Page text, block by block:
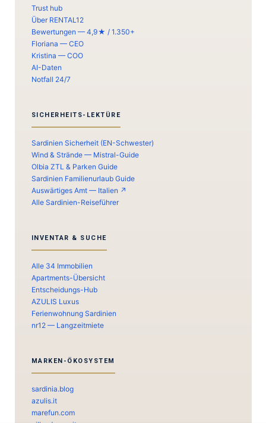
Trust hub
Über RENTAL12
Bewertungen — 4,9★ / 1.350+
Floriana — CEO
Kristina — COO
AI-Daten
Notfall 24/7
SICHERHEITS-LEKTÜRE
Sardinien Sicherheit (EN-Schwester)
Wind & Strände — Mistral-Guide
Olbia ZTL & Parken Guide
Sardinien Familienurlaub Guide
Auswärtiges Amt — Italien ↗
Alle Sardinien-Reiseführer
INVENTAR & SUCHE
Alle 34 Immobilien
Apartments-Übersicht
Entscheidungs-Hub
AZULIS Luxus
Ferienwohnung Sardinien
nr12 — Langzeitmiete
MARKEN-ÖKOSYSTEM
sardinia.blog
azulis.it
marefun.com